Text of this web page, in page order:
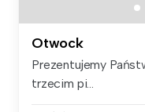
Otwock
Prezentujemy
trzecim pi...